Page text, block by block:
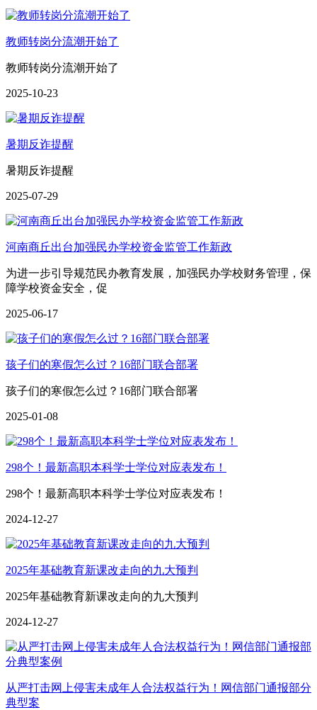
教师转岗分流潮开始了
教师转岗分流潮开始了
2025-10-23
暑期反诈提醒
暑期反诈提醒
2025-07-29
河南商丘出台加强民办学校资金监管工作新政
为进一步引导规范民办教育发展，加强民办学校财务管理，保
障学校资金安全，促
2025-06-17
孩子们的寒假怎么过？16部门联合部署
孩子们的寒假怎么过？16部门联合部署
2025-01-08
298个！最新高职本科学士学位对应表发布！
298个！最新高职本科学士学位对应表发布！
2024-12-27
2025年基础教育新课改走向的九大预判
2025年基础教育新课改走向的九大预判
2024-12-27
从严打击网上侵害未成年人合法权益行为！网信部门通报部分
典型案